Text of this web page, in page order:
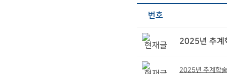
번호
2025년 추계
2025년 추계학